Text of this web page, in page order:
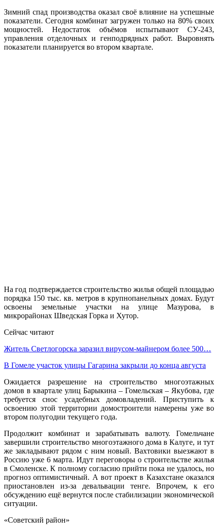
Зимний спад производства оказал своё влияние на успешные
показатели. Сегодня комбинат загружен только на 80% своих
мощностей. Недостаток объёмов испытывают СУ-243,
управления отделочных и генподрядных работ. Выровнять
показатели планируется во втором квартале.
На год подтверждается строительство жилья общей площадью
порядка 150 тыс. кв. метров в крупнопанельных домах. Будут
освоены земельные участки на улице Мазурова, в
микрорайонах Шведская Горка и Хутор.
Сейчас читают
Житель Светлогорска заразил вирусом-майнером более 500…
В Гомеле участок улицы Гагарина закрыли до конца августа
Ожидается разрешение на строительство многоэтажных
домов в квартале улиц Барыкина – Гомельская – Якубова, где
требуется снос усадебных домовладений. Приступить к
освоению этой территории домостроители намерены уже во
втором полугодии текущего года.
Продолжит комбинат и зарабатывать валюту. Гомельчане
завершили строительство многоэтажного дома в Калуге, и тут
же закладывают рядом с ним новый. Вахтовики выезжают в
Россию уже 6 марта. Идут переговоры о строительстве жилья
в Смоленске. К полному согласию прийти пока не удалось, но
прогноз оптимистичный. А вот проект в Казахстане оказался
приостановлен из-за девальвации тенге. Впрочем, к его
обсуждению ещё вернутся после стабилизации экономической
ситуации.
«Советский район»